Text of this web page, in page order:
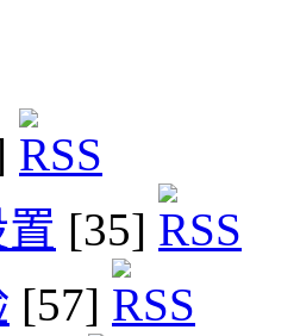
[35]
[57]